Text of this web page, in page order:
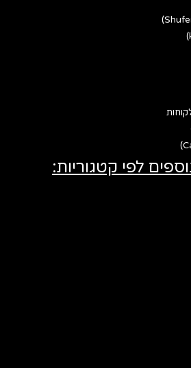
לפי קטגוריות: